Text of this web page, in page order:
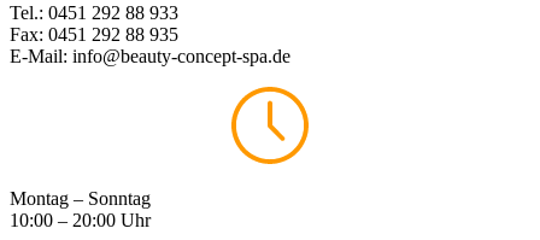
Tel.: 0451 292 88 933
Fax: 0451 292 88 935
E-Mail: info@beauty-concept-spa.de
Montag – Sonntag
10:00 – 20:00 Uhr